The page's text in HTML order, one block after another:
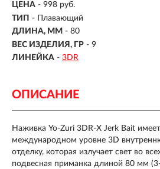
ЦЕНА - 998 руб.
ТИП - Плавающий
ДЛИНА, ММ - 80
ВЕС ИЗДЕЛИЯ, ГР - 9
ЛИНЕЙКА - 3DR
ОПИСАНИЕ
Наживка Yo-Zuri 3DR-X Jerk Bait
международном уровне 3D
отделку, которая излучает свет во
подвесная приманка длиной 80 мм